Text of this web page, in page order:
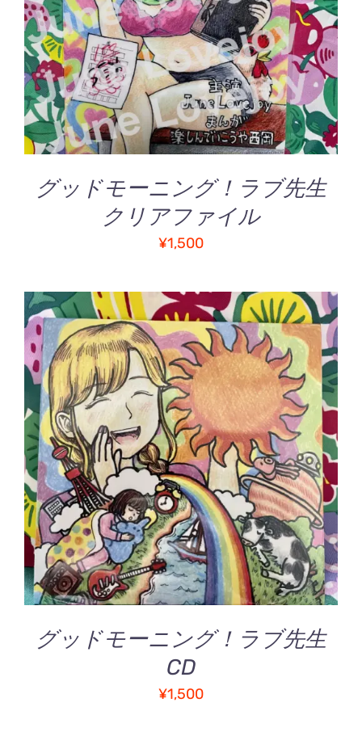
詳細
グッドモーニング！ラブ先生
クリアファイル
¥1,500
お買い物カゴに追加
/
詳細
グッドモーニング！ラブ先生
CD
¥1,500